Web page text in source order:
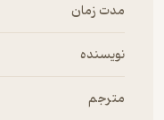
مدت زمان
نویسنده
مترجم